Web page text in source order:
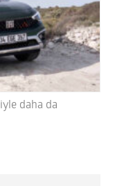
daha da